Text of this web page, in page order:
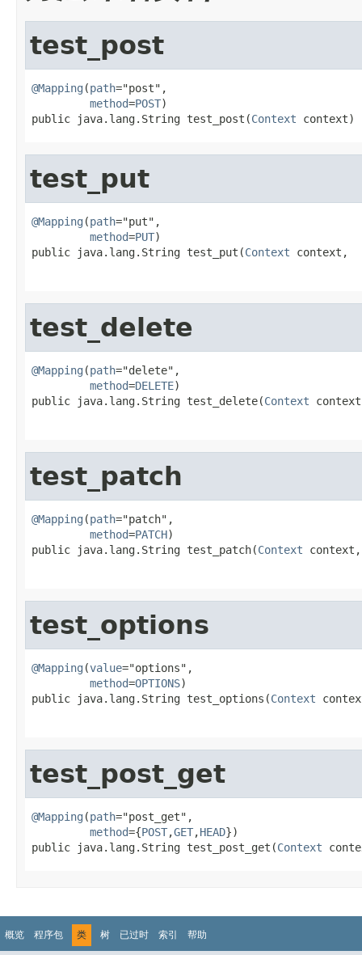
test_post
@Mapping (path="post",
method=POST)
public java.lang.String test_post(Context context)
test_put
@Mapping (path="put",
method=PUT)
public java.lang.String test_put(Context context,
test_delete
@Mapping (path="delete",
method=DELETE)
public java.lang.String test_delete(Context
test_patch
@Mapping (path="patch",
method=PATCH)
public java.lang.String test_patch(Context context,
test_options
@Mapping (value="options",
method=OPTIONS)
public java.lang.String test_options(Context
test_post_get
@Mapping (path="post_get",
method={POST,GET,HEAD})
public java.lang.String test_post_get(Context
概览 程序包 类 树 已过时 索引 帮助